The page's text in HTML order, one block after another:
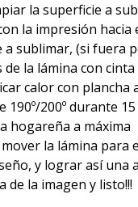
la superficie a
la impresión hacia
a sublimar, (si fuera
la lámina con
calor con plancha
200º durante 15
hogareña a máxima
la lámina para
y lograr así una
de la imagen y listo!!!